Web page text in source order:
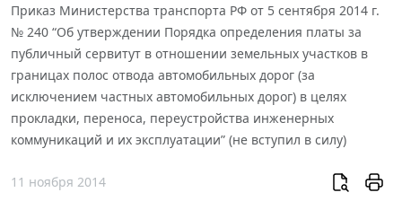
Приказ Министерства транспорта РФ от 5 сентября 2014 г.
№ 240 “Об утверждении Порядка определения платы за
публичный сервитут в отношении земельных участков в
границах полос отвода автомобильных дорог (за
исключением частных автомобильных дорог) в целях
прокладки, переноса, переустройства инженерных
коммуникаций и их эксплуатации” (не вступил в силу)
11 ноября 2014